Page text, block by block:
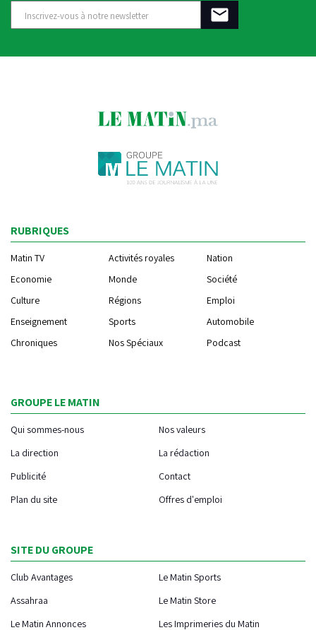
RUBRIQUES
Matin TV Activités royales
Nation
Economie
Monde
Société
Culture
Régions
Emploi
Enseignement
Sports
Automobile
Chroniques
Nos Spéciaux Podcast
GROUPE LE MATIN
Qui sommes-nous
Nos valeurs
La direction
La rédaction
Publicité
Contact
Plan du site
Offres d'emploi
SITE DU GROUPE
Club Avantages
Le Matin Sports
Assahraa
Le Matin Store
Le Matin Annonces
Les Imprimeries du Matin